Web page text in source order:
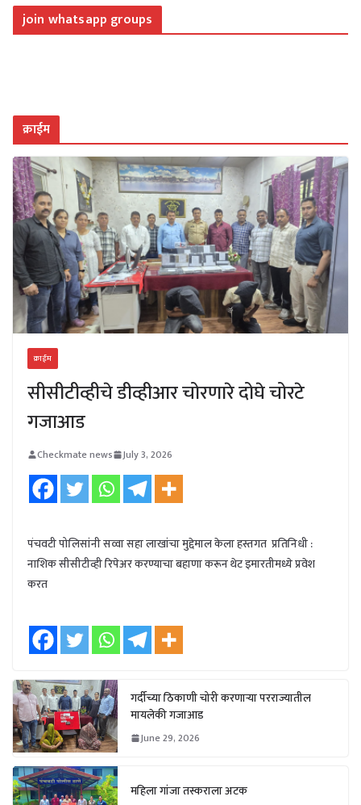
join whatsapp groups
क्राईम
क्राईम
सीसीटीव्हीचे डीव्हीआर चोरणारे दोघे चोरटे
गजाआड
Checkmate news July 3, 2026
पंचवटी पोलिसांनी सव्वा सहा लाखांचा मुद्देमाल केला हस्तगत प्रतिनिधी :
नाशिक सीसीटीव्ही रिपेअर करण्याचा बहाणा करून थेट इमारतीमध्ये प्रवेश
करत
गर्दीच्या ठिकाणी चोरी करणाऱ्या परराज्यातील
मायलेकी गजाआड
June 29, 2026
महिला गांजा तस्कराला अटक